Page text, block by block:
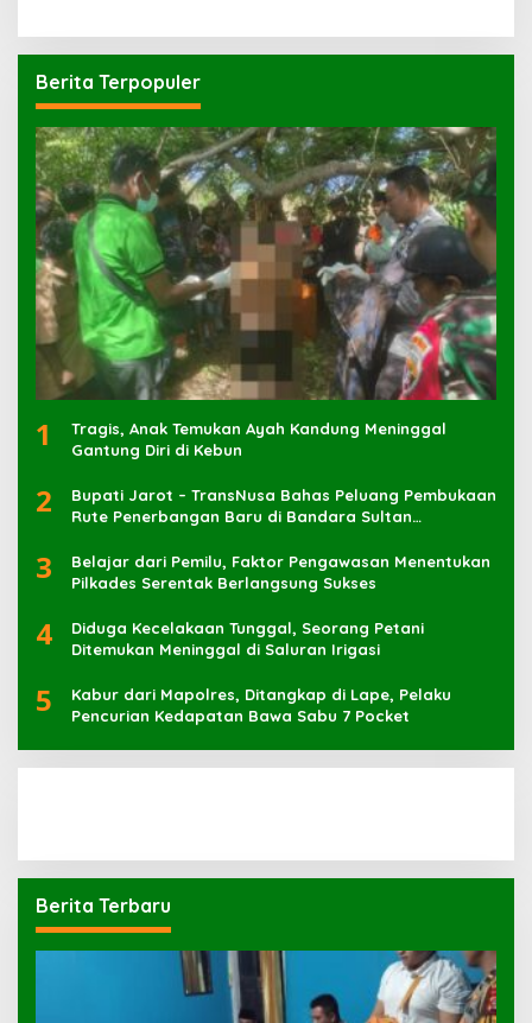
Berita Terpopuler
1
Tragis, Anak Temukan Ayah Kandung Meninggal
Gantung Diri di Kebun
2
Bupati Jarot – TransNusa Bahas Peluang Pembukaan
Rute Penerbangan Baru di Bandara Sultan
3
Belajar dari Pemilu, Faktor Pengawasan Menentukan
Pilkades Serentak Berlangsung Sukses
4
Diduga Kecelakaan Tunggal, Seorang Petani
Ditemukan Meninggal di Saluran Irigasi
5
Kabur dari Mapolres, Ditangkap di Lape, Pelaku
Pencurian Kedapatan Bawa Sabu 7 Pocket
Berita Terbaru